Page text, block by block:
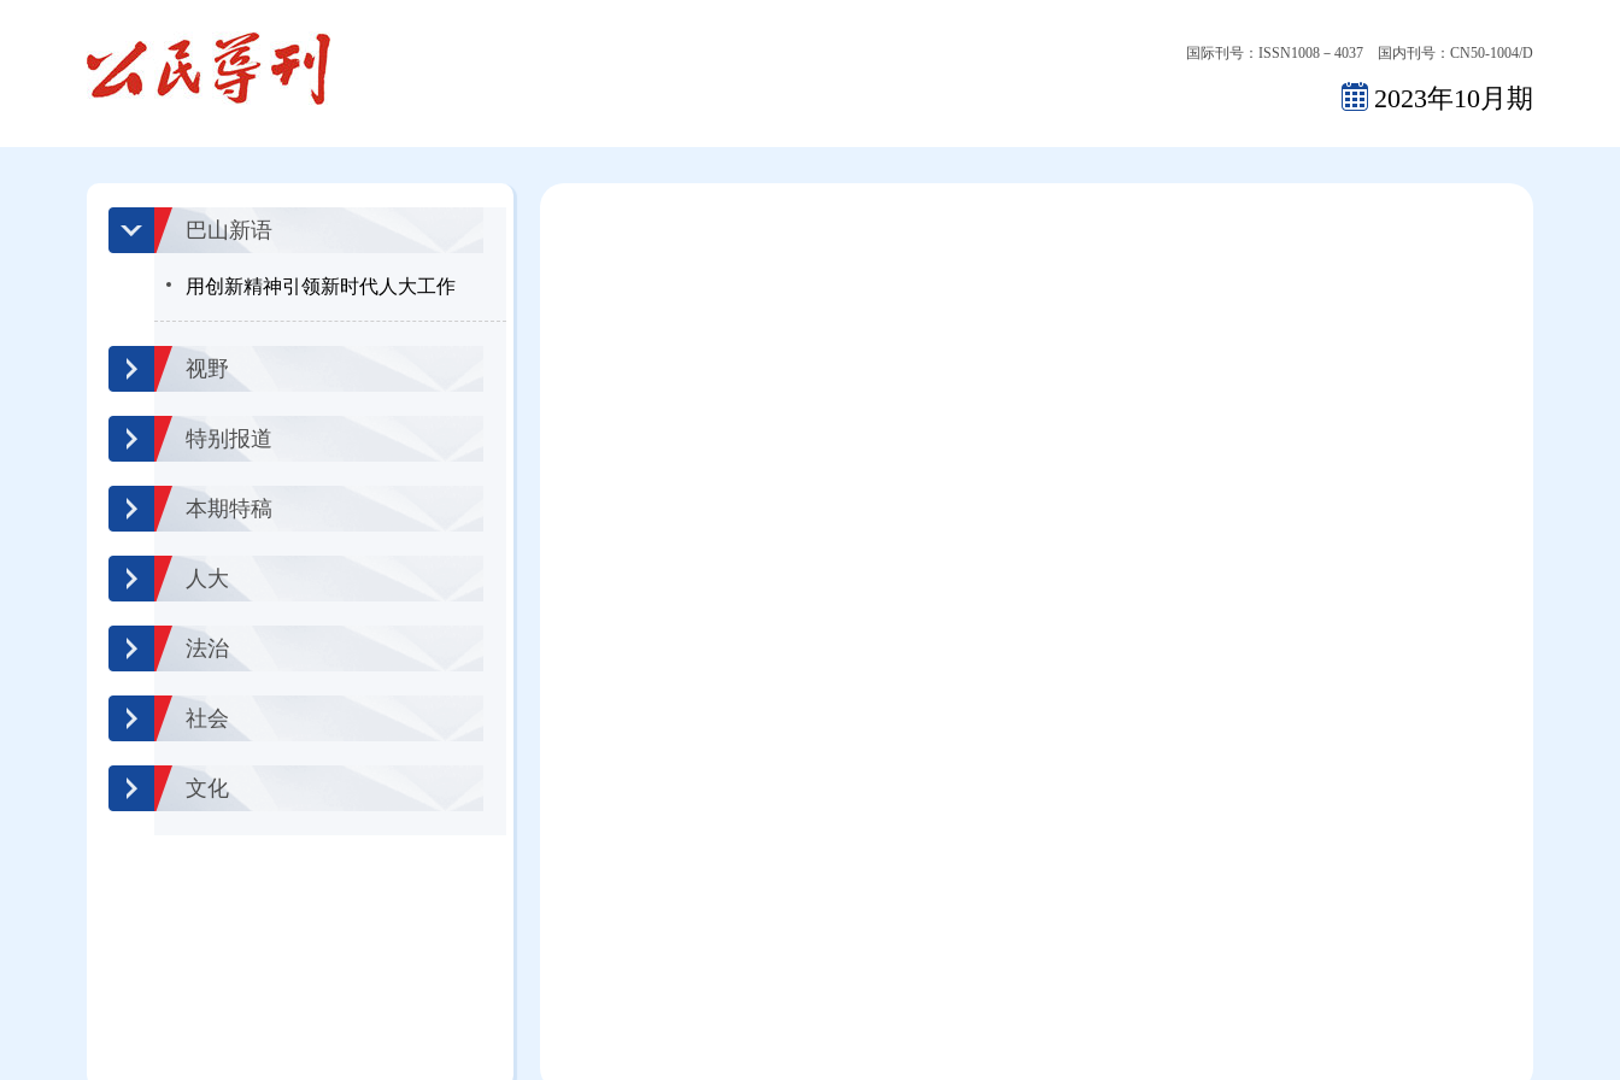
国际刊号：ISSN1008－4037 国内刊号：CN50-1004/D
2023年10月期
巴山新语
用创新精神引领新时代人大工作
视野
特别报道
本期特稿
人大
法治
社会
文化